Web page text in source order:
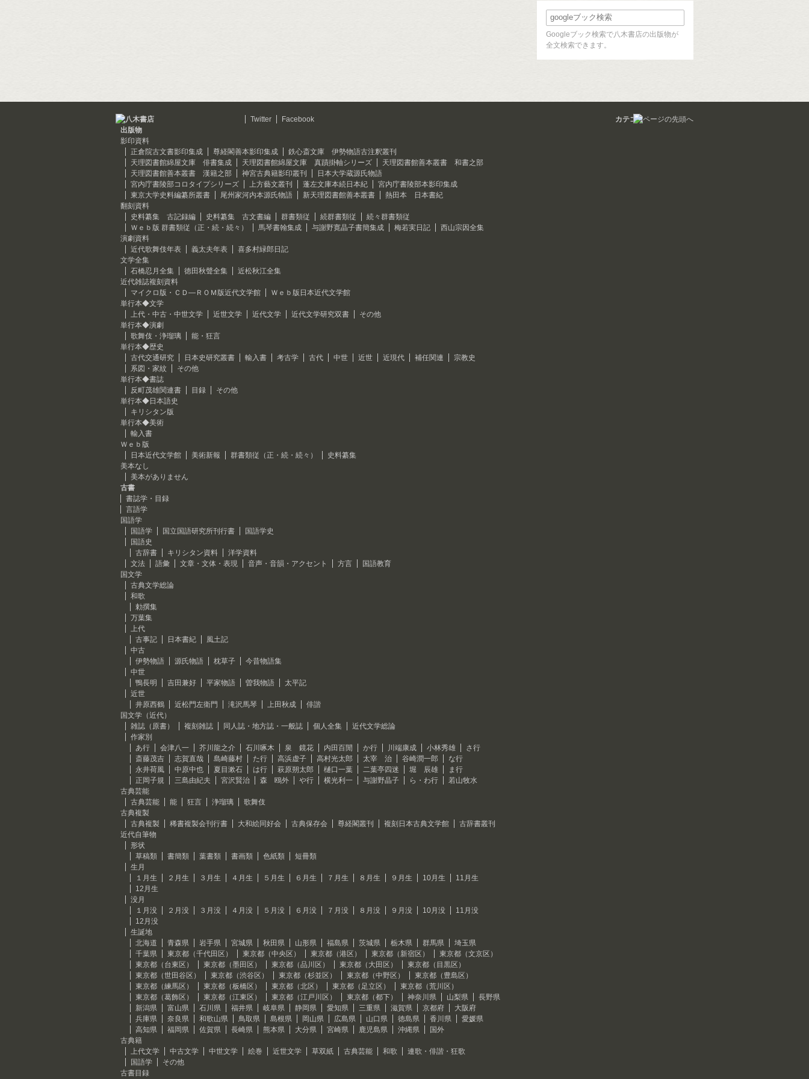
Googleブック検索で八木書店の出版物が
全文検索できます。
Twitter Facebook
カテゴリ
出版物
影印資料
正倉院古文書影印集成
尊経閣善本影印集成
鉄心斎文庫 伊勢物語古注釈叢刊
天理図書館綿屋文庫 俳書集成
天理図書館綿屋文庫 真蹟掛軸シリーズ
天理図書館善本叢書 和書之部
天理図書館善本叢書 漢籍之部
神宮古典籍影印叢刊
日本大学蔵源氏物語
宮内庁書陵部コロタイプシリーズ
上方藝文叢刊 蓬左文庫本続日本紀
宮内庁書陵部本影印集成
東京大学史料編纂所叢書
尾州家河内本源氏物語 新天理図書館善本叢書
熱田本 日本書紀
翻刻資料
史料纂集 古記録編
史料纂集 古文書編 群書類従 続群書類従
続々群書類従
Ｗｅｂ版 群書類従（正・続・続々）
馬琴書翰集成 与謝野寛晶子書簡集成 梅若実日記
西山宗因全集
演劇資料
近代歌舞伎年表
義太夫年表
喜多村緑郎日記
文学全集
石橋忍月全集
徳田秋聲全集
近松秋江全集
近代雑誌複刻資料
マイクロ版・ＣＤ―ＲＯＭ版近代文学館
Ｗｅｂ版日本近代文学館
単行本◆文学
上代・中古・中世文学
近世文学 近代文学 近代文学研究双書
その他
単行本◆演劇
歌舞伎・浄瑠璃
能・狂言
単行本◆歴史
古代交通研究
日本史研究叢書 輸入書 考古学 古代 中世 近世 近現代 補任関連
宗教史
系図・家紋
その他
単行本◆書誌
反町茂雄関連書
目録
その他
単行本◆日本語史
キリシタン版
単行本◆美術
輸入書
Ｗｅｂ版
日本近代文学館
美術新報 群書類従（正・続・続々）
史料纂集
美本なし
美本がありません
古書
書誌学・目録
言語学
国語学
国語学
国立国語研究所刊行書
国語学史
国語史
古辞書
キリシタン資料
洋学資料
文法
語彙 文章・文体・表現 音声・音韻・アクセント 方言
国語教育
国文学
古典文学総論
和歌
勅撰集
万葉集
上代
古事記
日本書紀
風土記
中古
伊勢物語
源氏物語 枕草子
今昔物語集
中世
鴨長明
吉田兼好 平家物語 曽我物語
太平記
近世
井原西鶴
近松門左衛門 滝沢馬琴 上田秋成
俳諧
国文学（近代）
雑誌（原書）
複刻雑誌 同人誌・地方誌・一般誌 個人全集
近代文学総論
作家別
あ行
会津八一 芥川龍之介 石川啄木 泉 鏡花 内田百閒 か行 川端康成 小林秀雄
さ行
斎藤茂吉
志賀直哉 島崎藤村 た行 高浜虚子 高村光太郎 太宰 治 谷崎潤一郎
な行
永井荷風
中原中也 夏目漱石 は行 萩原朔太郎 樋口一葉 二葉亭四迷 堀 辰雄
ま行
正岡子規
三島由紀夫 宮沢賢治 森 鴎外 や行 横光利一 与謝野晶子 ら・わ行
若山牧水
古典芸能
古典芸能
能 狂言 浄瑠璃
歌舞伎
古典複製
古典複製
稀書複製会刊行書 大和絵同好会 古典保存会 尊経閣叢刊 複刻日本古典文学館
古辞書叢刊
近代自筆物
形状
草稿類
書簡類 葉書類 書画類 色紙類
短冊類
生月
１月生
２月生 ３月生 ４月生 ５月生 ６月生 ７月生 ８月生 ９月生 10月生
11月生
12月生
没月
１月没
２月没 ３月没 ４月没 ５月没 ６月没 ７月没 ８月没 ９月没 10月没
11月没
12月没
生誕地
北海道
青森県 岩手県 宮城県 秋田県 山形県 福島県 茨城県 栃木県 群馬県
埼玉県
千葉県
東京都（千代田区） 東京都（中央区） 東京都（港区） 東京都（新宿区）
東京都（文京区）
東京都（台東区）
東京都（墨田区） 東京都（品川区） 東京都（大田区）
東京都（目黒区）
東京都（世田谷区）
東京都（渋谷区） 東京都（杉並区） 東京都（中野区）
東京都（豊島区）
東京都（練馬区）
東京都（板橋区） 東京都（北区） 東京都（足立区）
東京都（荒川区）
東京都（葛飾区）
東京都（江東区） 東京都（江戸川区） 東京都（都下） 神奈川県 山梨県
長野県
新潟県
富山県 石川県 福井県 岐阜県 静岡県 愛知県 三重県 滋賀県 京都府
大阪府
兵庫県
奈良県 和歌山県 鳥取県 島根県 岡山県 広島県 山口県 徳島県 香川県
愛媛県
高知県
福岡県 佐賀県 長崎県 熊本県 大分県 宮崎県 鹿児島県 沖縄県
国外
古典籍
上代文学
中古文学 中世文学 絵巻 近世文学 草双紙 古典芸能 和歌
連歌・俳諧・狂歌
国語学
その他
古書目録